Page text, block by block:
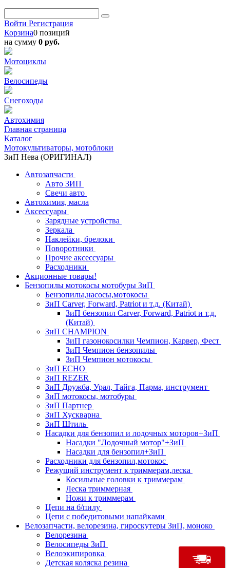
Войти Регистрация
Корзина0 позиций
на сумму 0 руб.
Мотоциклы
Велосипеды
Снегоходы
Автохимия
Главная страница
Каталог
Мотокультиваторы, мотоблоки
ЗиП Нева (ОРИГИНАЛ)
Автозапчасти
Авто ЗИП
Свечи авто
Автохимия, масла
Аксессуары
Зарядные устройства
Зеркала
Наклейки, брелоки
Поворотники
Прочие аксессуары
Расходники
Акционные товары!
Бензопилы мотокосы мотобуры ЗиП
Бензопилы,насосы,мотокосы
ЗиП Carver, Forward, Patriot и т.д. (Китай)
ЗиП бензопил Carver, Forward, Patriot и т.д.
(Китай)
ЗиП CHAMPION
ЗиП газонокосилки Чемпион, Карвер, Фест
ЗиП Чемпион бензопилы
ЗиП Чемпион мотокосы
ЗиП ECHO
ЗиП REZER
ЗиП Дружба, Урал, Тайга, Парма, инструмент
ЗиП мотокосы, мотобуры
ЗиП Партнер
ЗиП Хускварна
ЗиП Штиль
Насадки для бензопил и лодочных моторов+ЗиП
Насадки "Лодочный мотор"+ЗиП
Насадки для бензопил+ЗиП
Расходники для бензопил,мотокос
Режущий инструмент к триммерам,леска
Косильные головки к триммерам
Леска триммерная
Ножи к триммерам
Цепи на б/пилу
Цепи с победитовыми напайками
Велозапчасти, велорезина, гироскутеры ЗиП, моноко
Велорезина
Велосипеды ЗиП
Велоэкипировка
Детская коляска резина